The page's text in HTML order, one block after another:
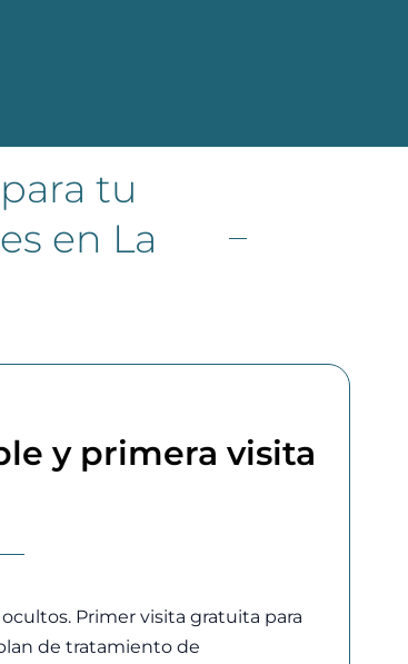
tu
en La
y primera visita
Primer visita gratuita para
de tratamiento de